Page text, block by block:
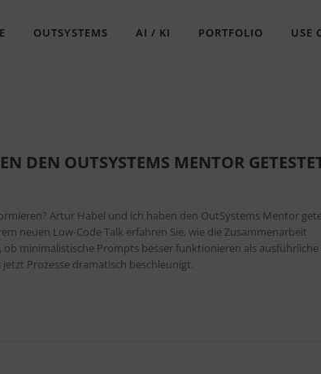
OUTSYSTEMS AI / KI PORTFOLIO USE
DEN OUTSYSTEMS MENTOR
Artur Habel und ich haben den OutSystems Mentor
neuen Low-Code Talk erfahren Sie, wie die Zusammenarbeit
minimalistische Prompts besser funktionieren als ausführliche
Prozesse dramatisch beschleunigt.